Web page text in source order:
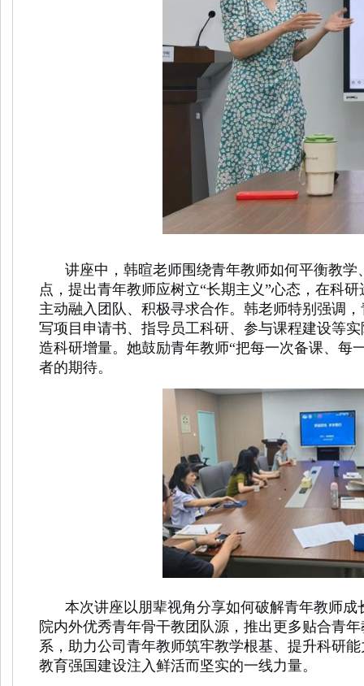
讲座中，韩暄老师围绕青年教师如何平衡教
点，提出青年教师应树立“长期主义”心态，在科
主动融入团队、积极寻求合作。韩老师特别强调
写项目申请书、指导员工科研、参与课程建设等
造科研增量。她鼓励青年教师“把每一次备课、每
者的期待。
本次讲座以朋辈视角分享如何破解青年教师
院内外优秀青年骨干教团队源，推出更多贴合青
系，助力公司青年教师筑牢教学根基、提升科研
教育强国建设注入鲜活而坚实的一线力量。